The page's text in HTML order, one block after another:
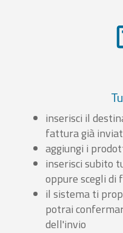
inserisci il
fattura già
aggiungi i
inserisci subito
oppure scegli di
il sistema ti
potrai
dell'invio